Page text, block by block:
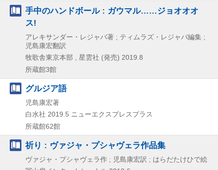
手中のハンドボール : ガウマル……ジョオオオ
ス!
アレキサンダー・レジャバ著 ; ティムラズ・レジャバ編集 ;
児島康宏翻訳
牧歌舎東京本部 , 星雲社 (発売) 2019.8
所蔵館3館
グルジア語
児島康宏著
白水社 2019.5 ニューエクスプレスプラス
所蔵館62館
祈り : ヴァジャ・プシャヴェラ作品集
ヴァジャ・プシャヴェラ作 ; 児島康宏訳 ; はらだたけひで絵